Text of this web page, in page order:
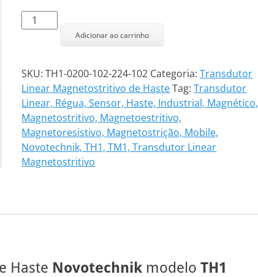
Transdutor
Linear
102-
224-
102
quantidade
Adicionar ao carrinho
SKU:TH1-0200-102-224-102 Categoria:Transdutor
Linear Magnetostritivo de Haste Tag:Transdutor
Linear, Régua, Sensor, Haste, Industrial, Magnético,
Magnetostritivo, Magnetoestritivo,
Magnetoresistivo, Magnetostrição, Mobile,
Novotechnik, TH1, TM1, Transdutor Linear
Magnetostritivo
Haste Novotechnik modelo TH1